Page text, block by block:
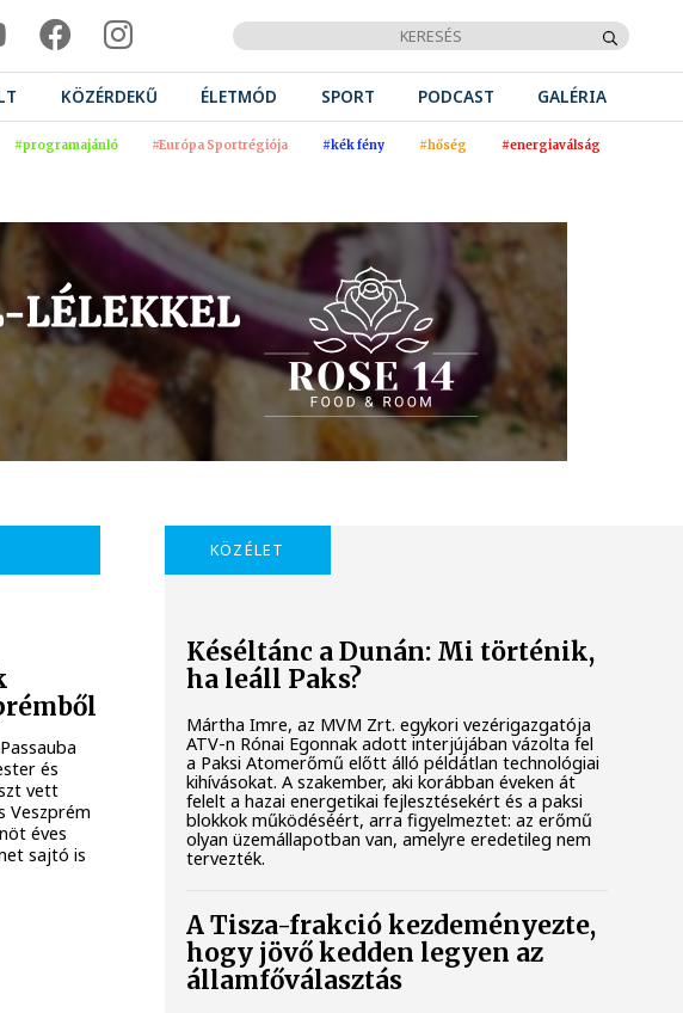
KÖZÉRDEKŰ ÉLETMÓD SPORT PODCAST GALÉRIA
#programajánló #Európa Sportrégiója #kék fény #hőség #energiaválság
és
vett
Veszprém
éves
sajtó is
KÖZÉLET
Késéltánc a Dunán: Mi történik,
ha leáll Paks?
Mártha Imre, az MVM Zrt. egykori vezérigazgatója
ATV-n Rónai Egonnak adott interjújában vázolta fel
a Paksi Atomerőmű előtt álló példátlan technológiai
kihívásokat. A szakember, aki korábban éveken át
felelt a hazai energetikai fejlesztésekért és a paksi
blokkok működéséért, arra figyelmeztet: az erőmű
olyan üzemállapotban van, amelyre eredetileg nem
tervezték.
A Tisza-frakció kezdeményezte,
hogy jövő kedden legyen az
államfőválasztás